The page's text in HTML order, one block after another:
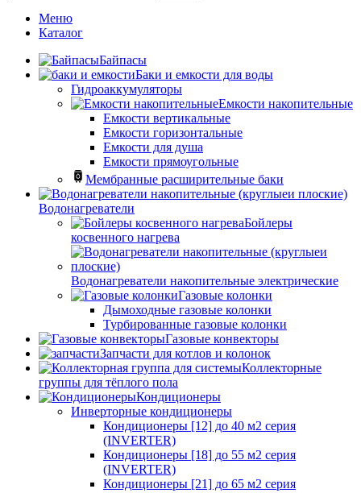
Меню
Каталог
Байпасы
Баки и емкости для воды
Гидроаккумуляторы
Емкости накопительные
Емкости вертикальные
Емкости горизонтальные
Емкости для душа
Емкости прямоугольные
Мембранные расширительные баки
Водонагреватели
Бойлеры
косвенного нагрева
Водонагреватели накопительные электрические
Газовые колонки
Дымоходные газовые колонки
Турбированные газовые колонки
Газовые конвекторы
Запчасти для котлов и колонок
Коллекторные
группы для тёплого пола
Кондиционеры
Инверторные кондиционеры
Кондиционеры [12] до 40 м2 серия
(INVERTER)
Кондиционеры [18] до 55 м2 серия
(INVERTER)
Кондиционеры [21] до 65 м2 серия